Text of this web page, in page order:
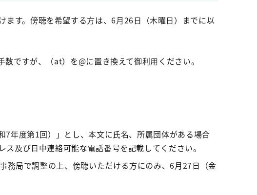
す。傍聴を希望する方は、6月26日（木曜日）までに以
ですが、（at）を@に置き換えて御利用ください。
年度第1回）」とし、本文に氏名、所属団体がある場合
及び日中連絡可能な電話番号を記載してください。
務局で調整の上、傍聴いただける方にのみ、6月27日（金